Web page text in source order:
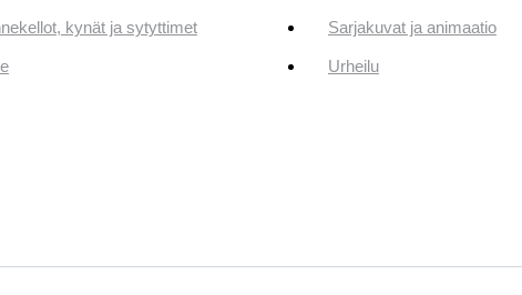
kynät ja sytyttimet Sarjakuvat ja animaatio
Urheilu